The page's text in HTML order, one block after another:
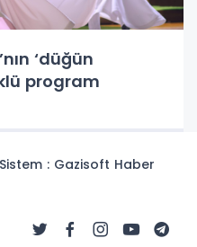
‘düğün
program
: Gazisoft Haber